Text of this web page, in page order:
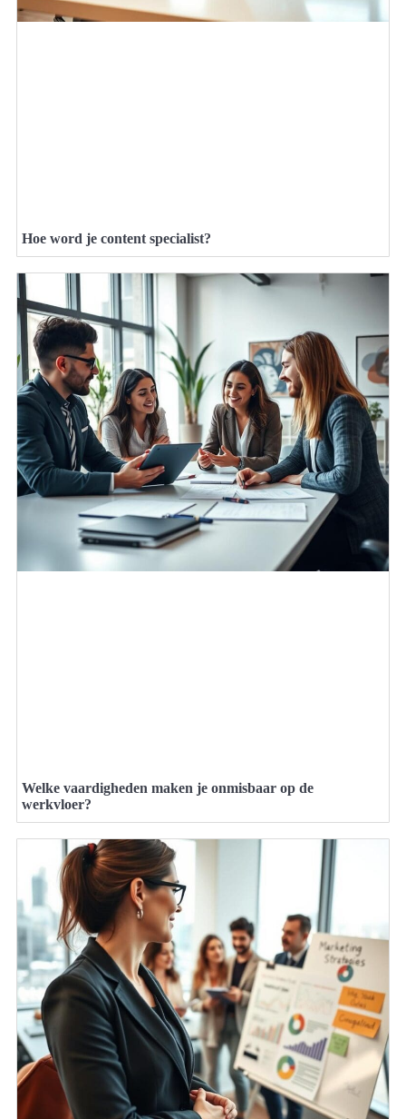
Hoe word je content specialist?
Welke vaardigheden maken je onmisbaar op de
werkvloer?